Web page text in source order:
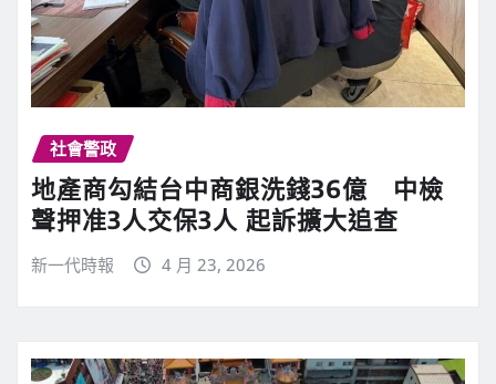
社會警政
地產商勾結台中商銀洗錢36億 中檢
聲押准3人交保3人 起訴擴大追查
新一代時報 4 月 23, 2026